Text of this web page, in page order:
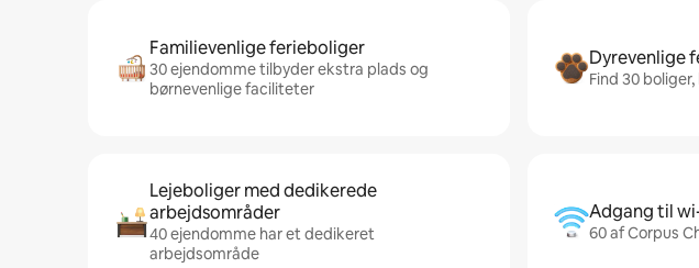
Familievenlige ferieboliger
30 ejendomme tilbyder ekstra plads og
børnevenlige faciliteter
Dyrevenlige
Find 30
Lejeboliger med dedikerede
arbejdsområder
40 ejendomme har et dedikeret
arbejdsområde
Adgang til
60 af Corpus